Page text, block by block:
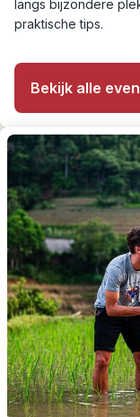
langs bijzondere
praktische tips.
Bekijk alle